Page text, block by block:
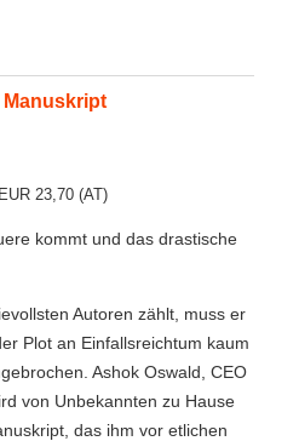
Manuskript
23,70 (AT)
kommt und das drastische
Autoren zählt, muss er
Plot an Einfallsreichtum kaum
Ashok Oswald, CEO
von Unbekannten zu Hause
das ihm vor etlichen